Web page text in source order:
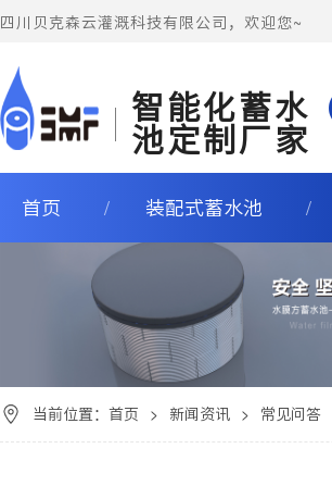
四川贝克森云灌溉科技有限公司，欢迎您~
智能化蓄水
池定制厂家
首页 装配式蓄水池
当前位置： 首页 > 新闻资讯 > 常见问答